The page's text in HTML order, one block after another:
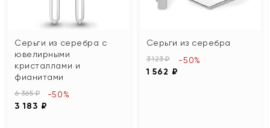
Серьги из серебра с
ювелирными
кристаллами и
фианитами
6 365 ₽
3 183 ₽
-50%
Серьги из серебра
3 123 ₽
1 562 ₽
-50%